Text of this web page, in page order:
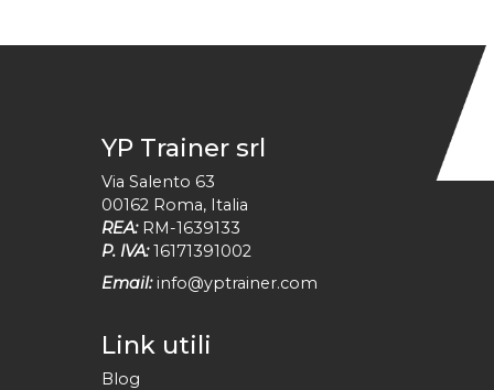
YP Trainer srl
Via Salento 63
00162 Roma, Italia
REA: RM-1639133
P. IVA: 16171391002
Email: info@yptrainer.com
Link utili
Blog